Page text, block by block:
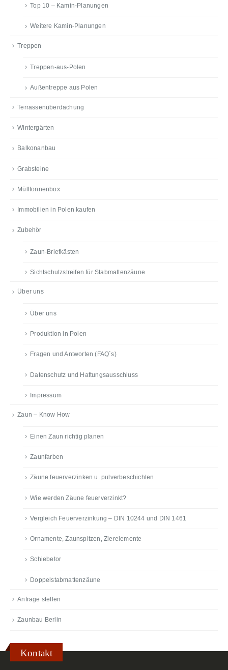
Top 10 – Kamin-Planungen
Weitere Kamin-Planungen
Treppen
Treppen-aus-Polen
Außentreppe aus Polen
Terrassenüberdachung
Wintergärten
Balkonanbau
Grabsteine
Mülltonnenbox
Immobilien in Polen kaufen
Zubehör
Zaun-Briefkästen
Sichtschutzstreifen für Stabmattenzäune
Über uns
Über uns
Produktion in Polen
Fragen und Antworten (FAQ´s)
Datenschutz und Haftungsausschluss
Impressum
Zaun – Know How
Einen Zaun richtig planen
Zaunfarben
Zäune feuerverzinken u. pulverbeschichten
Wie werden Zäune feuerverzinkt?
Vergleich Feuerverzinkung – DIN 10244 und DIN 1461
Ornamente, Zaunspitzen, Zierelemente
Schiebetor
Doppelstabmattenzäune
Anfrage stellen
Zaunbau Berlin
Kontakt